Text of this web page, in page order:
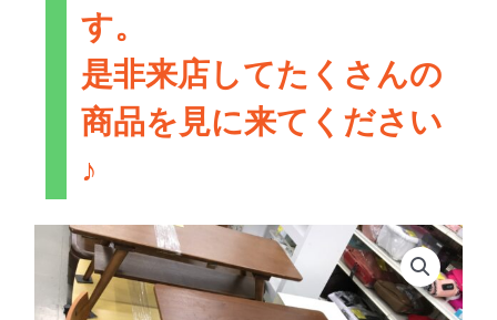
す。
是非来店してたくさんの
商品を見に来てください
♪